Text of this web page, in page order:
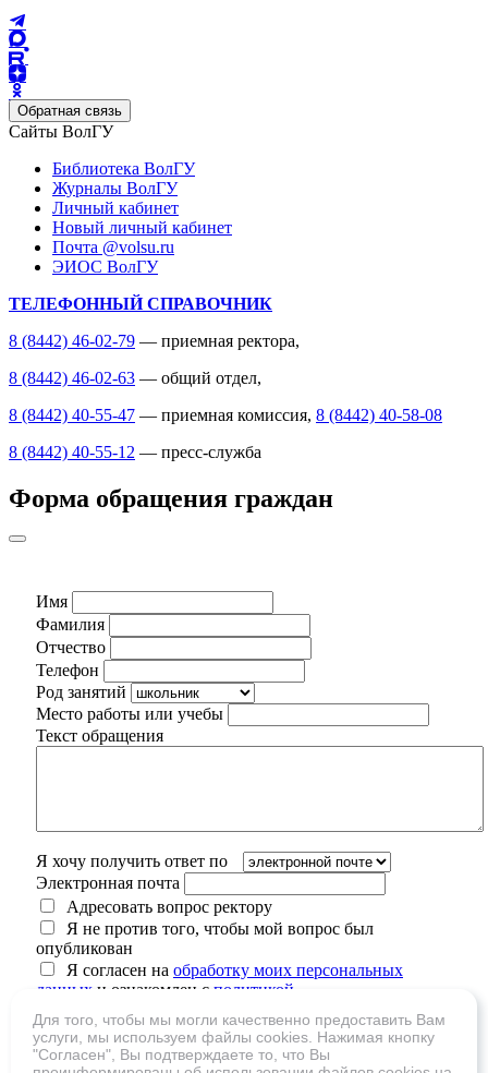
Обратная связь
Сайты ВолГУ
Библиотека ВолГУ
Журналы ВолГУ
Личный кабинет
Новый личный кабинет
Почта @volsu.ru
ЭИОС ВолГУ
ТЕЛЕФОННЫЙ СПРАВОЧНИК
8 (8442) 46-02-79 — приемная ректора,
8 (8442) 46-02-63 — общий отдел,
8 (8442) 40-55-47 — приемная комиссия, 8 (8442) 40-58-08
8 (8442) 40-55-12 — пресс-служба
Форма обращения граждан
Имя
Фамилия
Отчество
Телефон
Род занятий
Место работы или учебы
Текст обращения
Я хочу получить ответ по
Электронная почта
Адресовать вопрос ректору
Я не против того, чтобы мой вопрос был
опубликован
Я согласен на обработку моих персональных
данных и ознакомлен с политикой
Для того, чтобы мы могли качественно предоставить Вам
услуги, мы используем файлы cookies. Нажимая кнопку
"Согласен", Вы подтверждаете то, что Вы